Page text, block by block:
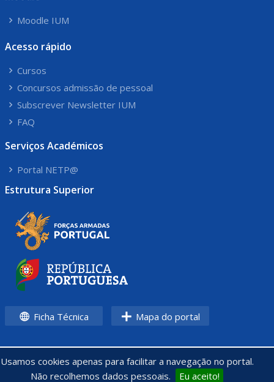
Usamos cookies apenas para facilitar a navegação no portal.
Não recolhemos dados pessoais.
Eu aceito!
Moodle IUM
Acesso rápido
Cursos
Concursos admissão de pessoal
Subscrever Newsletter IUM
FAQ
Serviços Académicos
Portal NETP@
Estrutura Superior
Ficha Técnica Mapa do portal